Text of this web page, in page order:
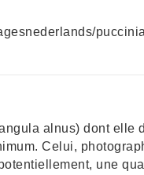
alnus) dont elle
Celui,
une